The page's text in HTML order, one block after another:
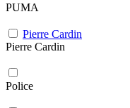
PUMA
Pierre Cardin
Pierre Cardin
Police